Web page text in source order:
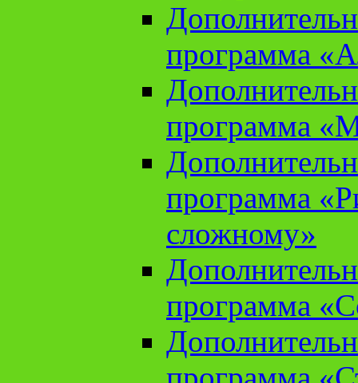
программа
программа
программа
сложному»
программа